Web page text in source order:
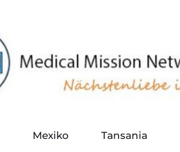
Mexiko Tansania